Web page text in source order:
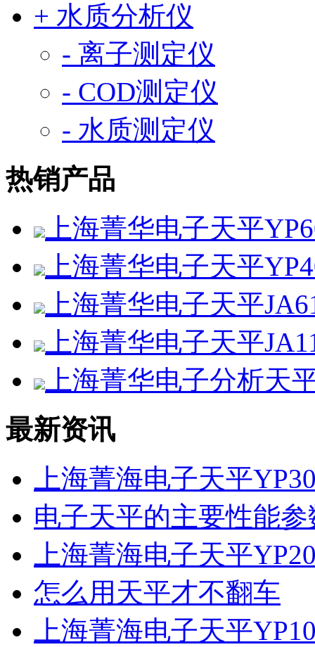
+ 水质分析仪
- 离子测定仪
- COD测定仪
- 水质测定仪
热销产品
上海菁华电子天平
上海菁华电子天平
上海菁华电子天平
上海菁华电子天平
上海菁华电子分析天
最新资讯
上海菁海电子天平
电子天平的主要性能参
上海菁海电子天平
怎么用天平才不翻车
上海菁海电子天平